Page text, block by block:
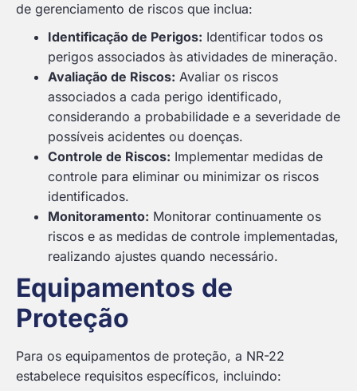
de gerenciamento de riscos que inclua:
Identificação de Perigos: Identificar todos os
perigos associados às atividades de mineração.
Avaliação de Riscos: Avaliar os riscos
associados a cada perigo identificado,
considerando a probabilidade e a severidade de
possíveis acidentes ou doenças.
Controle de Riscos: Implementar medidas de
controle para eliminar ou minimizar os riscos
identificados.
Monitoramento: Monitorar continuamente os
riscos e as medidas de controle implementadas,
realizando ajustes quando necessário.
Equipamentos de
Proteção
Para os equipamentos de proteção, a NR-22
estabelece requisitos específicos, incluindo: